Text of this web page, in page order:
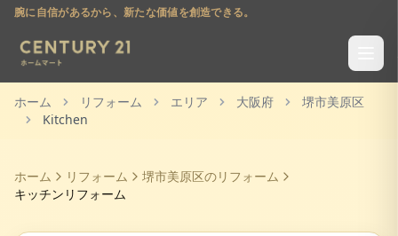
腕に自信があるから、新たな価値を創造できる。
ホーム リフォーム エリア 大阪府
堺市美原区
Kitchen
ホーム リフォーム 堺市美原区のリフォーム
キッチンリフォーム